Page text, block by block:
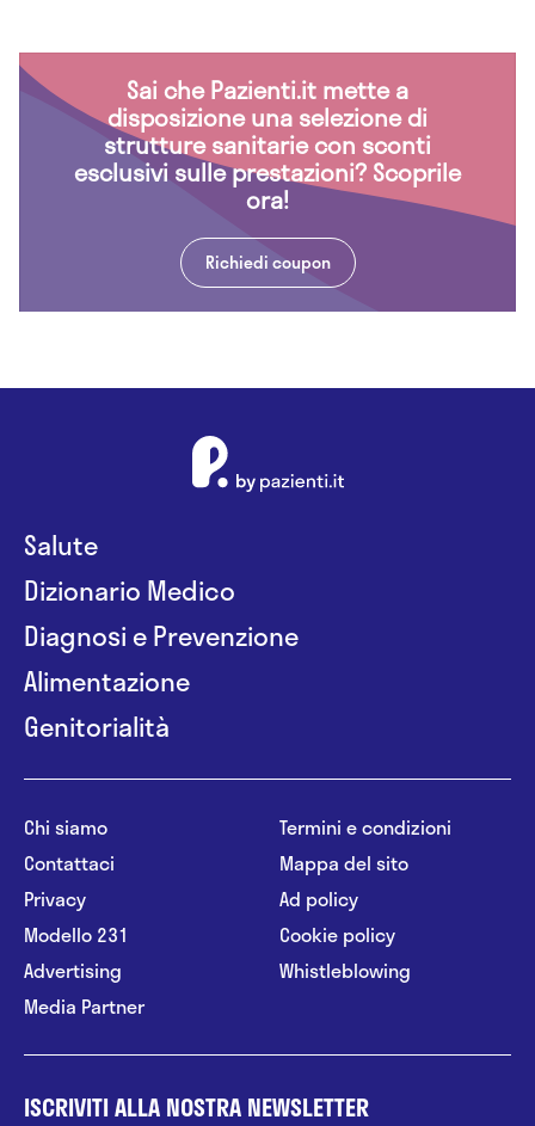
Sai che Pazienti.it mette a
disposizione una selezione di
strutture sanitarie con sconti
esclusivi sulle prestazioni? Scoprile
ora!
Richiedi coupon
Salute
Dizionario Medico
Diagnosi e Prevenzione
Alimentazione
Genitorialità
Chi siamo
Contattaci
Privacy
Modello 231
Advertising
Media Partner
Termini e condizioni
Mappa del sito
Ad policy
Cookie policy
Whistleblowing
ISCRIVITI ALLA NOSTRA NEWSLETTER